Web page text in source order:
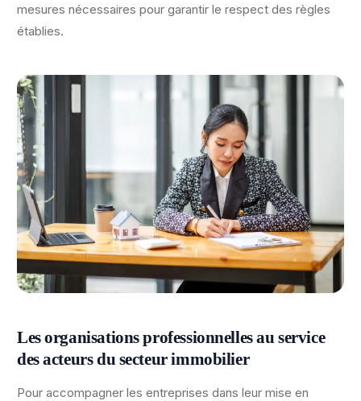
mesures nécessaires pour garantir le respect des règles
établies.
Les organisations professionnelles au service
des acteurs du secteur immobilier
Pour accompagner les entreprises dans leur mise en